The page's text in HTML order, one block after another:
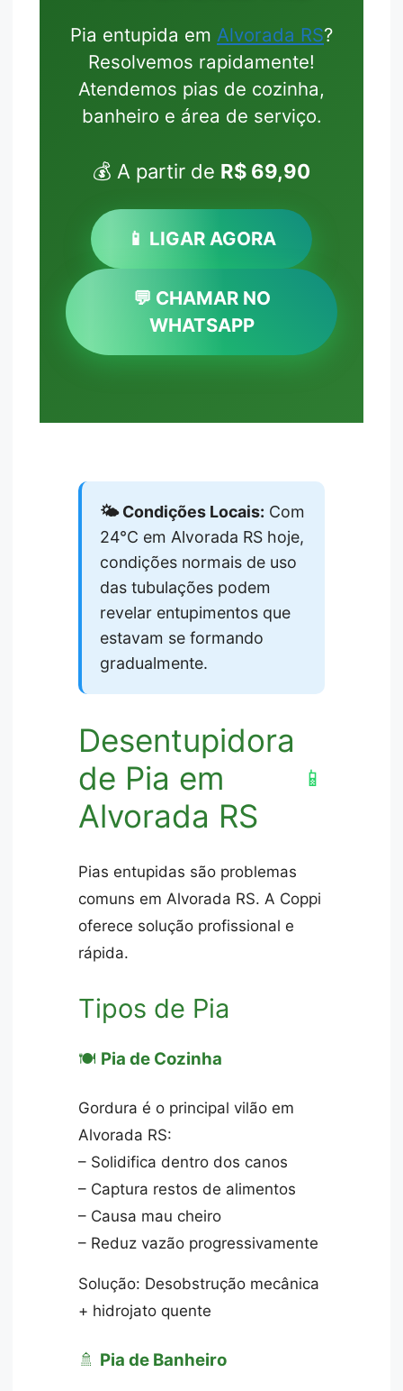
Pia entupida em Alvorada RS?
Resolvemos rapidamente!
Atendemos pias de cozinha,
banheiro e área de serviço.
💰 A partir de R$ 69,90
📱 LIGAR AGORA
💬 CHAMAR NO
WHATSAPP
🌤️ Condições Locais: Com
24°C em Alvorada RS hoje,
condições normais de uso
das tubulações podem
revelar entupimentos que
estavam se formando
gradualmente.
Desentupidora
de Pia em
Alvorada RS
📱
Pias entupidas são problemas
comuns em Alvorada RS. A Coppi
oferece solução profissional e
rápida.
Tipos de Pia
🍽️ Pia de Cozinha
Gordura é o principal vilão em
Alvorada RS:
– Solidifica dentro dos canos
– Captura restos de alimentos
– Causa mau cheiro
– Reduz vazão progressivamente
Solução: Desobstrução mecânica
+ hidrojato quente
🚿 Pia de Banheiro